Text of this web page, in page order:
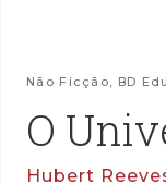
Não Ficção, BD
O
Hubert